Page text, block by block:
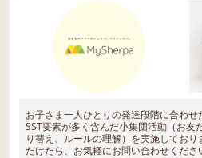
お子さま一人ひとりの発達段階に合わせ
SST要素が多く含んだ小集団活動（お友
り替え、ルールの理解）を実施してお
だけたら、お気軽にお問い合わせくださ